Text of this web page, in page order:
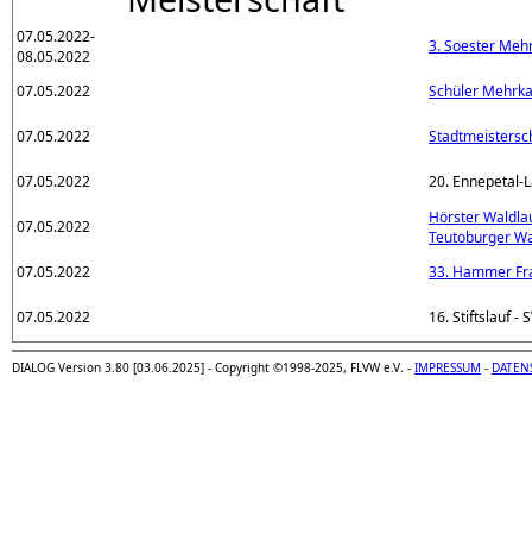
07.05.2022-
08.05.2022
3. Soester
07.05.2022 Schüler
07.05.2022
07.05.2022 20. Ennepetal-
07.05.2022
Hörster
Teutoburger
07.05.2022
33. Hammer
07.05.2022 16. Stiftslauf -
DIALOG Version 3.80 [03.06.2025] - Copyright ©1998-2025, FLVW e.V. - IMPRESSUM -